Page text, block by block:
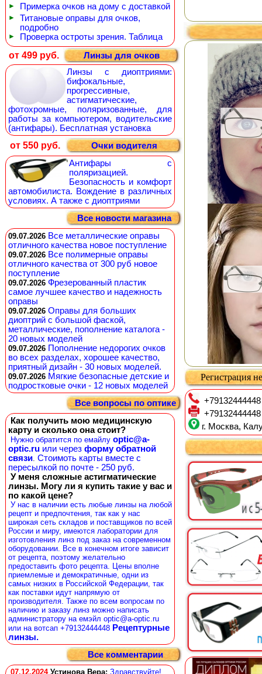
► Примерка очков на дому с доставкой
►
Титановые оправы для очков,
подробно
► Проверка остроты зрения. Таблица
от 499 руб.
Линзы для очков
Линзы с диоптриями:
бифокальные,
прогрессивные,
астигматические,
фотохромные, поляризованные, для
работы за компьютером, водительские
(антифары). Бесплатная установка
от 550 руб.
Очки водителя
Антифары с
поляризацией.
Безопасность и комфорт
автомобилиста. Вождение в различных
условиях. А также с диоптриями
Все новости магазина
09.07.2026 Все металлические оправы
отличного качества новое поступление
09.07.2026 Все полимерные оправы
отличного качества от 300 руб новое
поступление
09.07.2026 Фрезерованный пластик
самое лучшее качество и надежность
оправы
09.07.2026 Оправы для больших
диоптрий с большой фаской,
металлические, пополнение каталога -
20 новых моделей
09.07.2026 Пополнение недорогих очков
во всех разделах, хорошее качество,
приятный дизайн - 30 новых моделей.
09.07.2026 Мягкие безопасные детские и
подростковые очки - 12 новых моделей
Все вопросы по оптике
Как получить мою медицинскую
карту и сколько она стоит?
Нужно обратится по емайлу optic@a-
optic.ru или через форму обратной
связи. Стоимоть карты вместе с
пересылкой по почте - 250 руб.
У меня сложные астигматические
линзы. Могу ли я купить такие у вас и
по какой цене?
У нас в наличии есть любые линзы на любой
рецепт и предпочтения, так как у нас
широкая сеть складов и поставщиков по всей
России и миру, имеются лаборатории для
изготовления линз под заказ на современном
оборудовании. Все в конечном итоге зависит
от рецепта, поэтому желательно
предоставить фото рецепта. Цены вполне
приемлемые и демократичные, одни из
самых низких в Российской Федерации, так
как поставки идут напрямую от
производителя. Также по всем вопросам по
наличию и заказу линз можно написать
администратору на емэйл optic@a-optic.ru
или на вотсап +79132444448 Рецептурные
линзы.
Все комментарии
07.12.2024 Устинова Вера: Здравствуйте!
Регистрация
+79132444448
+79132444448
г. Москва,